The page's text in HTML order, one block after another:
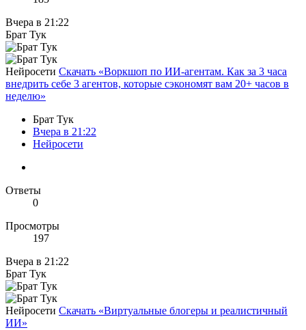
Вчера в 21:22
Брат Тук
Нейросети Скачать «Воркшоп по ИИ-агентам. Как за 3 часа
внедрить себе 3 агентов, которые сэкономят вам 20+ часов в
неделю»
Брат Тук
Вчера в 21:22
Нейросети
Ответы
0
Просмотры
197
Вчера в 21:22
Брат Тук
Нейросети Скачать «Виртуальные блогеры и реалистичный
ИИ»